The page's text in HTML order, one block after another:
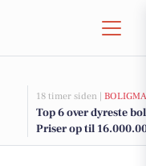
18 timer siden |
Top 6 over dyreste
Priser op til